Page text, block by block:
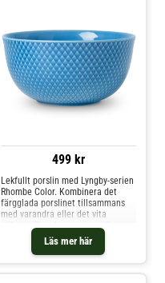
499 kr
Läs mer här
Lekfullt porslin med Lyngby-serien
Rhombe Color. Kombinera det
färgglada porslinet tillsammans
med varandra eller det vita
stilrena Rhombe-porslinet. Den
vackra Rhombe serveringsskålen i
handgjort blått porslin från Lyngby
Porslin mäter 17,5 cm i diameter